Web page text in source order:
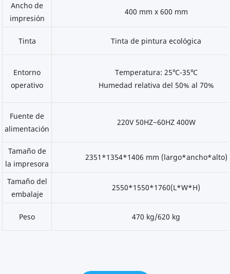
Ancho de
impresión
400 mm x 600 mm
Tinta Tinta de pintura ecológica
Entorno
operativo
Temperatura: 25℃-35℃
Humedad relativa del 50% al 70%
Fuente de
alimentación
220V 50HZ~60HZ 400W
Tamaño de
la impresora
2351*1354*1406 mm (largo*ancho*alto)
Tamaño del
embalaje
2550*1550*1760(L*W*H)
Peso 470 kg/620 kg